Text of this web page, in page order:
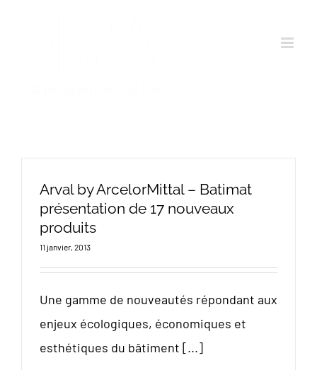
Arval by ArcelorMittal – Batimat
présentation de 17 nouveaux
produits
11 janvier, 2013
Une gamme de nouveautés répondant aux
enjeux écologiques, économiques et
esthétiques du bâtiment [...]